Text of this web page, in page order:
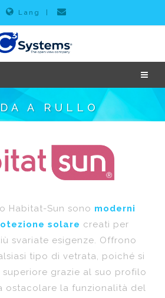
Lang
A RULLO
Habitat-Sun sono moderni
solare creati per
svariate esigenze. Offrono
tipo di vetrata, poiché si
grazie al suo profilo
ostacolare la funzionalità del